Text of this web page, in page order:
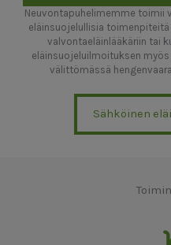
Neuvontapuhelimemme toimii
eläinsuojelullisia
valvontaeläinlääkäriin tai
eläinsuojeluilmoituksen
välittömässä
Sähköinen